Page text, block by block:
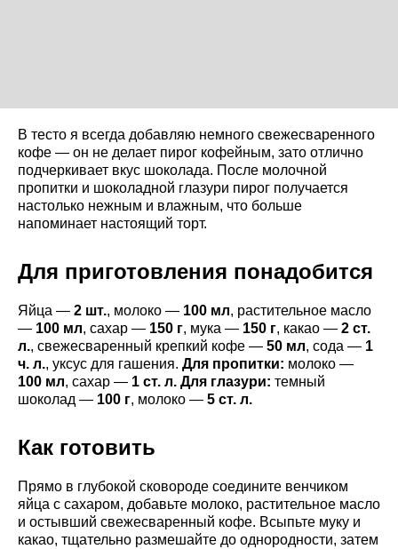
В тесто я всегда добавляю немного свежесваренного
кофе — он не делает пирог кофейным, зато отлично
подчеркивает вкус шоколада. После молочной
пропитки и шоколадной глазури пирог получается
настолько нежным и влажным, что больше
напоминает настоящий торт.
Для приготовления понадобится
Яйца — 2 шт., молоко — 100 мл, растительное масло
— 100 мл, сахар — 150 г, мука — 150 г, какао — 2 ст.
л., свежесваренный крепкий кофе — 50 мл, сода — 1
ч. л., уксус для гашения. Для пропитки: молоко —
100 мл, сахар — 1 ст. л. Для глазури: темный
шоколад — 100 г, молоко — 5 ст. л.
Как готовить
Прямо в глубокой сковороде соедините венчиком
яйца с сахаром, добавьте молоко, растительное масло
и остывший свежесваренный кофе. Всыпьте муку и
какао, тщательно размешайте до однородности, затем